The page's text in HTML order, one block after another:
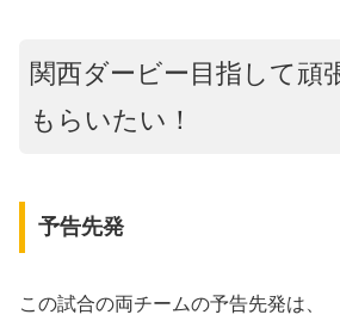
関西ダービー目指して頑
もらいたい！
予告先発
この試合の両チームの予告先発は、